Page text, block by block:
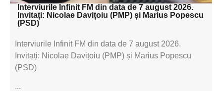
Interviurile Infinit FM din data de 7 august 2026.
Invitați: Nicolae Davițoiu (PMP) și Marius Popescu
(PSD)
Interviurile Infinit FM din data de 7 august 2026.
Invitați: Nicolae Davițoiu (PMP) și Marius Popescu
(PSD)
...